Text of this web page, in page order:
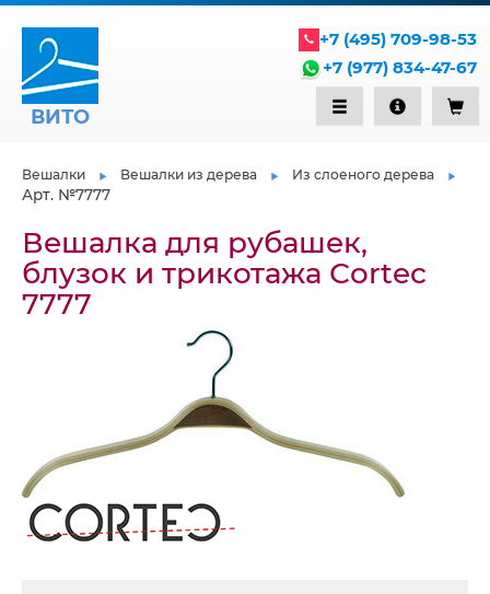
ВИТО
+7 (495) 709-98-53
+7 (977) 834-47-67
Вешалки Вешалки из дерева Из слоеного дерева
Арт. №7777
Вешалка для рубашек,
блузок и трикотажа Сortec
7777